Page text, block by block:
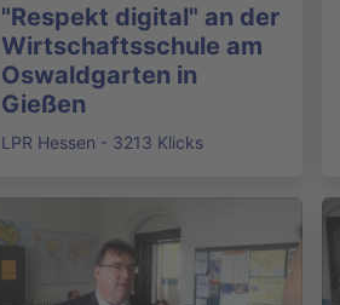
"Respekt digital" an der
Wirtschaftsschule am
Oswaldgarten in
Gießen
LPR Hessen - 3213 Klicks